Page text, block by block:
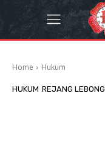
Home Hukum
HUKUM REJANG LEBONG